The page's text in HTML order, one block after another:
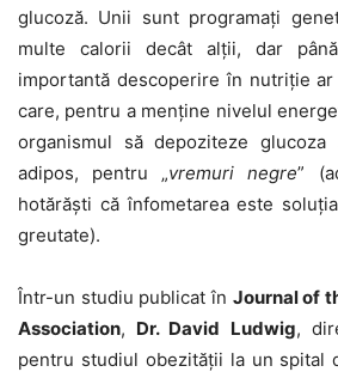
glucoză. Unii sunt programați
multe calorii decât alții, dar
importantă descoperire în nutriție
care, pentru a menține nivelul
organismul să de­po­ziteze
adipos, pentru „vremuri negre”
hotărăști că înfometarea este
greutate).
Într-un studiu publicat în Journal of
Association, Dr. David Ludwig,
pentru studiul obezității la un spital